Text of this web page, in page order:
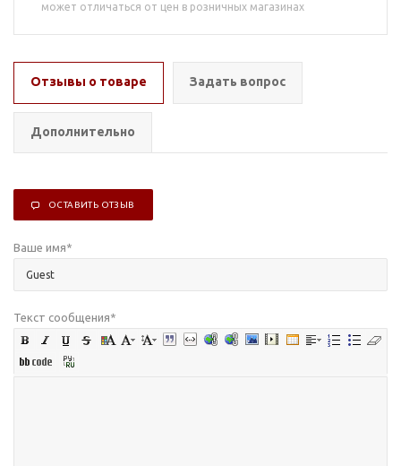
может отличаться от цен в розничных магазинах
Отзывы о товаре Задать вопрос
Дополнительно
ОСТАВИТЬ ОТЗЫВ
Ваше имя*
Текст сообщения*